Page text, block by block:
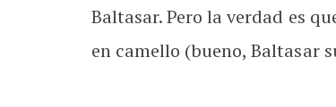
Baltasar. Pero la verdad es
en camello (bueno, Baltasar